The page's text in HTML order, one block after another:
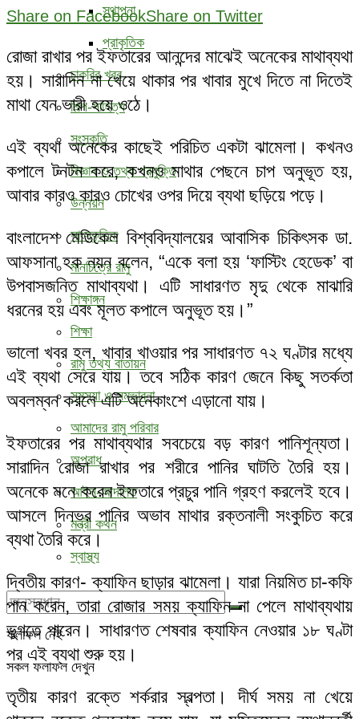
স্থাপনা
প্রাকৃতিক
চাকরির খবর
শিল্প-সাহিত্য
সংস্কৃতি
বিজ্ঞান ও তথ্য প্রযুক্তি
উন্নয়ন
সাংস্কৃতিক
মানচিত্রে রামু
শিক্ষাঙ্গন
শিক্ষা
রামু তথ্য বাতায়ন
সমস্যা ও সম্ভাবনা
আমাদের রামু পরিবার
অপরাধ
আইন-আদালত
মন্ত্রী কথন
স্বাস্থ্য
ফলাফল নেই
সকল ফলাফল দেখুন
Share on FacebookShare on Twitter
রোজা রাখার পর ইফতারের আনন্দের মাঝেই অনেকের মাথাব্যথা
হয়। সারাদিন না খেয়ে থাকার পর খাবার মুখে দিতে না দিতেই
মাথা যেন ভারী হয়ে ওঠে।
এই ব্যথা অনেকের কাছেই পরিচিত একটা ঝামেলা। কখনও
কপালে টনটন করে, কখনও মাথার পেছনে চাপ অনুভূত হয়,
আবার কারও কারও চোখের ওপর দিয়ে ব্যথা ছড়িয়ে পড়ে।
বাংলাদেশ মেডিকেল বিশ্ববিদ্যালয়ের আবাসিক চিকিৎসক ডা.
আফসানা হক নয়ন বলেন, “একে বলা হয় ‘ফাস্টিং হেডেক’ বা
উপবাসজনিত মাথাব্যথা। এটি সাধারণত মৃদু থেকে মাঝারি
ধরনের হয় এবং মূলত কপালে অনুভূত হয়।”
ভালো খবর হল, খাবার খাওয়ার পর সাধারণত ৭২ ঘণ্টার মধ্যে
এই ব্যথা সেরে যায়। তবে সঠিক কারণ জেনে কিছু সতর্কতা
অবলম্বন করলে এটি অনেকাংশে এড়ানো যায়।
ইফতারের পর মাথাব্যথার সবচেয়ে বড় কারণ পানিশূন্যতা।
সারাদিন রোজা রাখার পর শরীরে পানির ঘাটতি তৈরি হয়।
অনেকে মনে করেন ইফতারে প্রচুর পানি গ্রহণ করলেই হবে।
আসলে দিনভর পানির অভাব মাথার রক্তনালী সংকুচিত করে
ব্যথা তৈরি করে।
দ্বিতীয় কারণ- ক্যাফিন ছাড়ার ঝামেলা। যারা নিয়মিত চা-কফি
পান করেন, তারা রোজার সময় ক্যাফিন না পেলে মাথাব্যথায়
ভুগতে পারেন। সাধারণত শেষবার ক্যাফিন নেওয়ার ১৮ ঘণ্টা
পর এই ব্যথা শুরু হয়।
তৃতীয় কারণ রক্তে শর্করার স্বল্পতা। দীর্ঘ সময় না খেয়ে